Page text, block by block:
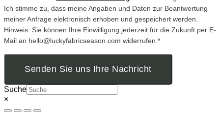
Ich stimme zu, dass meine Angaben und Daten zur Beantwortung
meiner Anfrage elektronisch erhoben und gespeichert werden.
Hinweis: Sie können Ihre Einwilligung jederzeit für die Zukunft per E-
Mail an hello@luckyfabricseason.com widerrufen.*
Senden Sie uns Ihre Nachricht
Suche
×